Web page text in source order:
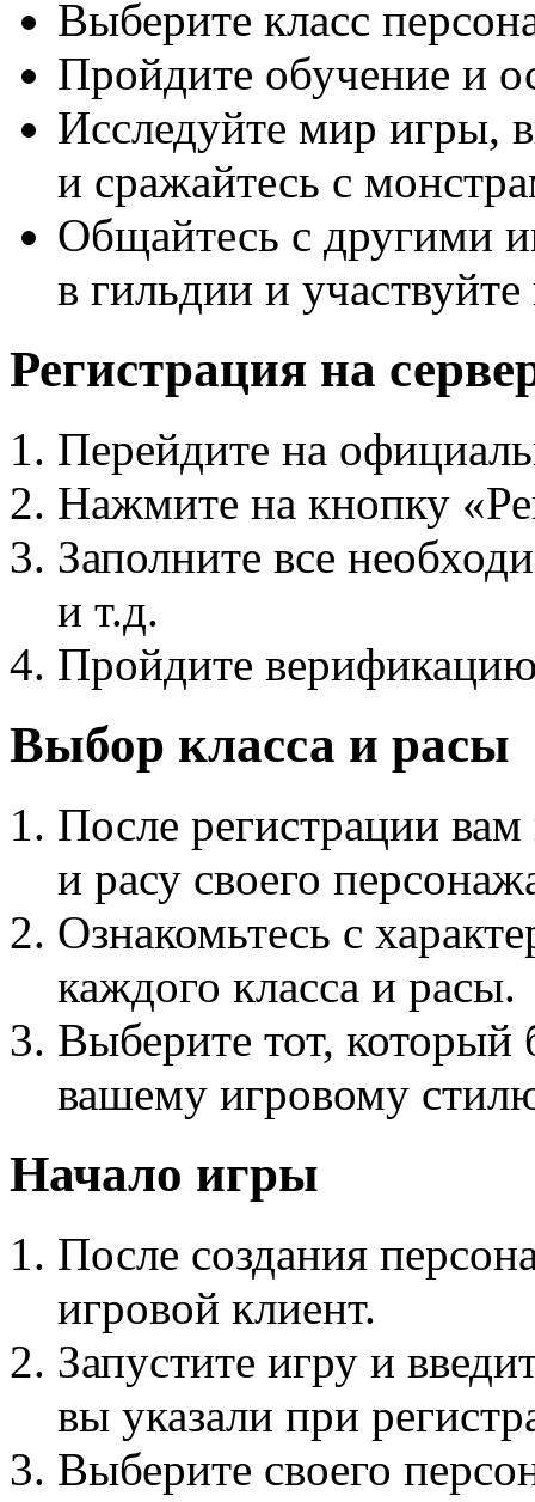
Выберите класс
Пройдите обучение и
Исследуйте мир игры,
и сражайтесь с
Общайтесь с другими
в гильдии и
Регистрация на
Перейдите на
Нажмите на кнопку «
Заполните все
и т.д.
Пройдите
Выбор класса и расы
После регистрации
и расу своего
Ознакомьтесь с
каждого класса и расы.
Выберите тот, который
вашему игровому
Начало игры
После создания
игровой клиент.
Запустите игру и
вы указали при
Выберите своего